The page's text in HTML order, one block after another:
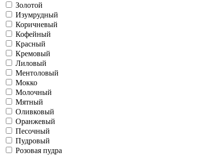
Золотой
Изумрудный
Коричневый
Кофейный
Красный
Кремовый
Лиловый
Ментоловый
Мокко
Молочный
Мятный
Оливковый
Оранжевый
Песочный
Пудровый
Розовая пудра